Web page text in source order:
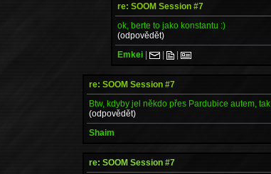
re: SOOM Session #7
ok, berte to jako konstantu :)
(odpovědět)
Emkei | | |
re: SOOM Session #7
Btw, kdyby jel někdo přes Pardubice autem,
(odpovědět)
Shaim
re: SOOM Session #7